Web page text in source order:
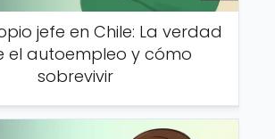
jefe en Chile: La verdad
el autoempleo y cómo
sobrevivir